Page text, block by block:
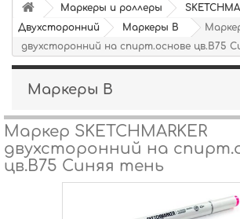
Маркеры и роллеры
Двухсторонний
Маркеры B
двухсторонний на спирт.основе цв.B75
Маркеры B
Маркер SKETCHMARKER
двухсторонний на
цв.B75 Синяя тень